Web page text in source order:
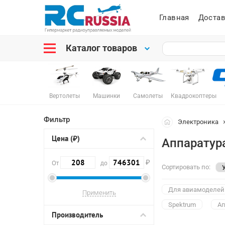
Главная
Каталог товаров
Вертолеты Машинки Самолеты Квадрокоптеры
Фильтр
Цена (₽)
От до ₽
Производитель
Электроника
Сортировать по:
Для авиамоделей
Spektrum